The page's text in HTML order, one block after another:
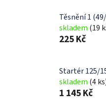
Těsnění 1
skladem (19
225 Kč
Startér 125/
skladem (4
1 145 Kč